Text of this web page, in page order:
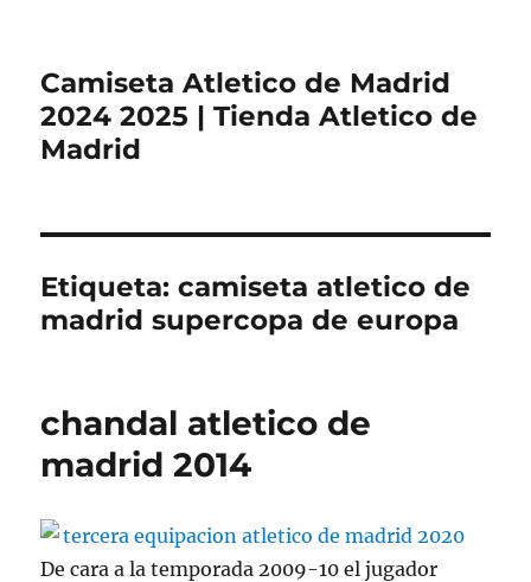
Camiseta Atletico de Madrid
2024 2025 | Tienda Atletico de
Madrid
Etiqueta:camiseta atletico de
madrid supercopa de europa
chandal atletico de
madrid 2014
De cara a la temporada 2009-10 el jugador